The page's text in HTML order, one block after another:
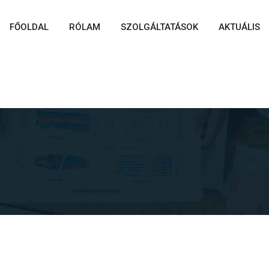
FŐOLDAL RÓLAM SZOLGÁLTATÁSOK AKTUÁLIS